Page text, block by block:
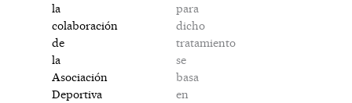
la
colaboración
de
la
Asociación
Deportiva
para
dicho
tratamiento
se
basa
en